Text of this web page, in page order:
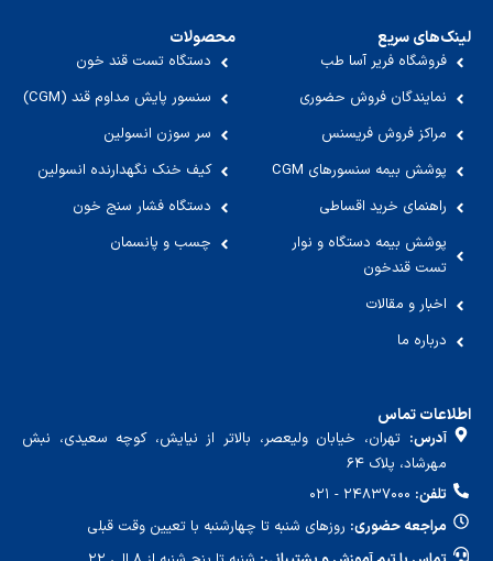
لینک‌های سریع
فروشگاه فریر آسا طب
نمایندگان فروش حضوری
مراکز فروش فریسنس
پوشش بیمه سنسورهای CGM
راهنمای خرید اقساطی
پوشش بیمه دستگاه و نوار
تست قندخون
اخبار و مقالات
درباره ما
محصولات
دستگاه تست قند خون
سنسور پایش مداوم قند (CGM)
سر سوزن انسولین
کیف خنک نگهدارنده انسولین
دستگاه فشار سنج خون
چسب و پانسمان
اطلاعات تماس
آدرس: تهران، خیابان ولیعصر، بالاتر از نیایش، کوچه سعیدی، نبش
مهرشاد، پلاک ۶۴
تلفن:
مراجعه حضوری: روزهای شنبه تا چهارشنبه با تعیین وقت قبلی